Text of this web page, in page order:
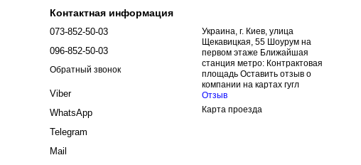
Контактная информация
073-852-50-03
096-852-50-03
Обратный звонок
Viber
WhatsApp
Telegram
Mail
Украина, г. Киев, улица
Щекавицкая, 55 Шоурум на
первом этаже Ближайшая
станция метро: Контрактовая
площадь Оставить отзыв о
компании на картах гугл
Отзыв
Карта проезда